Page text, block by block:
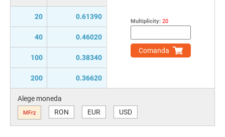
20 0.61390
40 0.46020
100 0.38340
200 0.36620
Multiplicity: 20
Comanda
Alege moneda
MFrz RON EUR USD